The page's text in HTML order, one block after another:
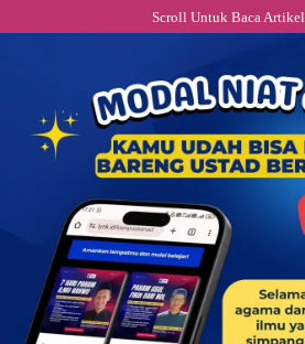
to
Scroll Untuk Baca Artikel